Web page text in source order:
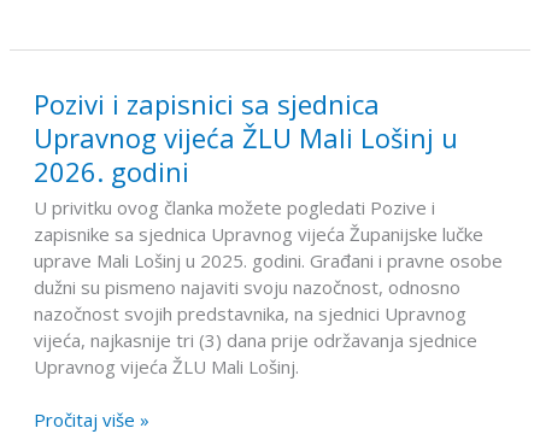
Pozivi i zapisnici sa sjednica
Upravnog vijeća ŽLU Mali Lošinj u
2026. godini
U privitku ovog članka možete pogledati Pozive i
zapisnike sa sjednica Upravnog vijeća Županijske lučke
uprave Mali Lošinj u 2025. godini. Građani i pravne osobe
dužni su pismeno najaviti svoju nazočnost, odnosno
nazočnost svojih predstavnika, na sjednici Upravnog
vijeća, najkasnije tri (3) dana prije održavanja sjednice
Upravnog vijeća ŽLU Mali Lošinj.
Pozivi
i
zapisnici
sa
sjednica
Upravnog
vijeća
ŽLU
Mali
Lošinj
u
godini
Pročitaj više »